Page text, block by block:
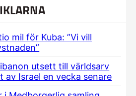
mil för Kuba: ”Vi vill
utsett till världsarv
av Israel en vecka senare